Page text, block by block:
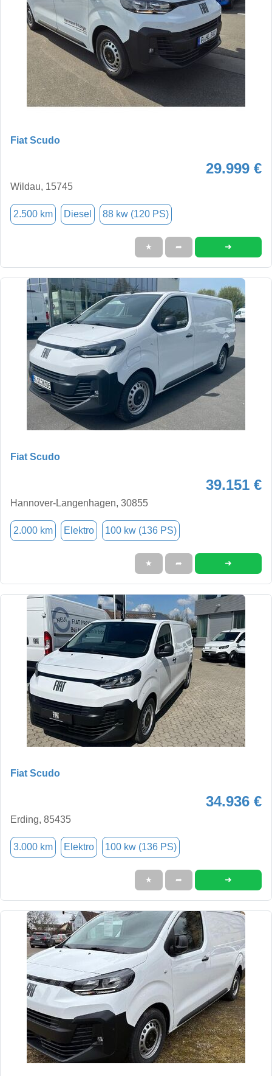
Fiat Scudo
29.999 €
Wildau, 15745
2.500 km Diesel 88 kw (120 PS)
★ ➦ ➜
Fiat Scudo
39.151 €
Hannover-Langenhagen, 30855
2.000 km Elektro 100 kw (136 PS)
★ ➦ ➜
Fiat Scudo
34.936 €
Erding, 85435
3.000 km Elektro 100 kw (136 PS)
★ ➦ ➜